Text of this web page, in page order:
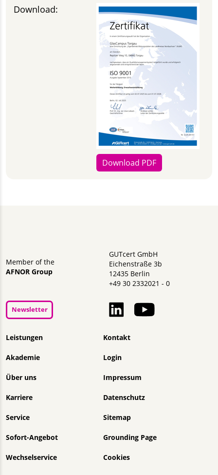
Download:
Download PDF
Member of the
AFNOR Group
GUTcert GmbH
Eichenstraße 3b
12435 Berlin
+49 30 2332021 - 0
Navigation überspringen
Leistungen
Akademie
Über uns
Karriere
Service
Sofort-Angebot
Wechselservice
Kontakt
Login
Impressum
Datenschutz
Sitemap
Grounding Page
Cookies
Newsletter